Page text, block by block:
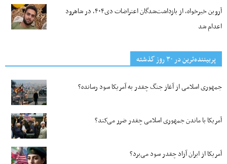
آروین خیرخواه، از بازداشت‌شدگان اعتراضات دی۴۰۴، در شاهرود
اعدام شد
پربیننده‌ترین‌ در ۳۰ روز گذشته
جمهوری اسلامی از آغاز جنگ چقدر به آمریکا سود رسانده؟
آمریکا با ماندن جمهوری اسلامی چقدر ضرر می‌کند؟
آمریکا از ایران آزاد چقدر سود می‌برد؟